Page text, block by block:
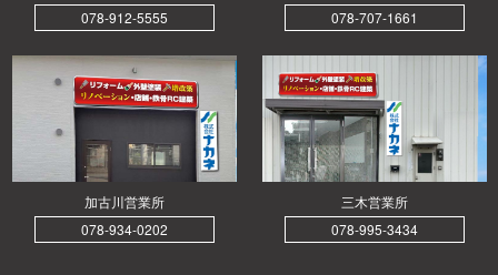
078-912-5555
078-707-1661
加古川営業所
078-934-0202
三木営業所
078-995-3434